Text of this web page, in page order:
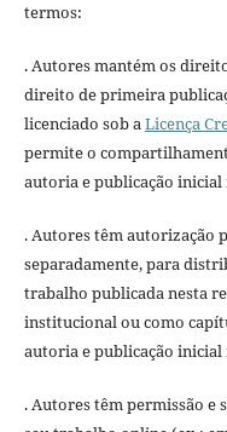
termos:
. Autores mantém os
direito de primeira
licenciado sob aLicença
permite o
autoria e publicação inicial
. Autores têm autorização
separadamente, para
trabalho publicada nesta
institucional ou como
autoria e publicação inicial
. Autores têm permissão